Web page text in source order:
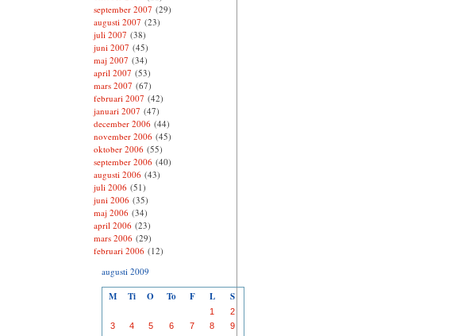
september 2007 (29)
augusti 2007 (23)
juli 2007 (38)
juni 2007 (45)
maj 2007 (34)
april 2007 (53)
mars 2007 (67)
februari 2007 (42)
januari 2007 (47)
december 2006(44)
november 2006(45)
oktober 2006(55)
september 2006(40)
augusti 2006(43)
juli 2006(51)
juni 2006(35)
maj 2006(34)
april 2006(23)
mars 2006(29)
februari 2006(12)
augusti 2009
M Ti O To F L S
1
2
3
4 5 6 7 8
9